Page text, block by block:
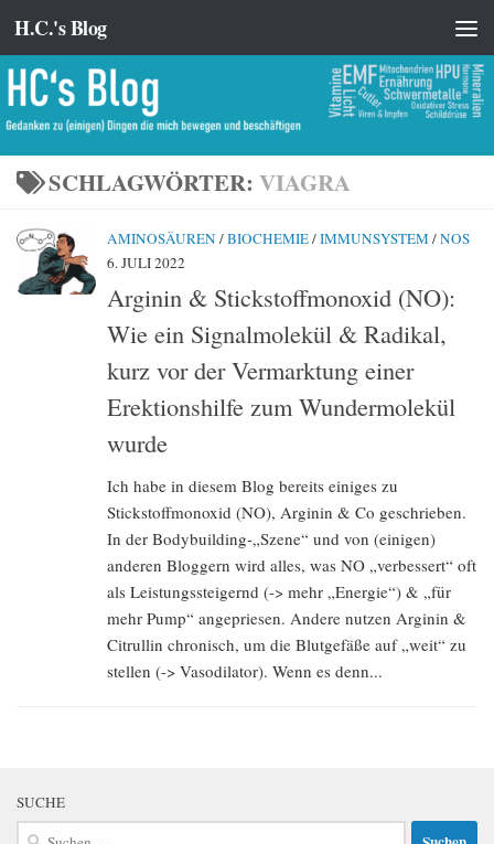
Zum Inhalt springen
H.C.'s Blog
SCHLAGWÖRTER: VIAGRA
AMINOSÄUREN /BIOCHEMIE/IMMUNSYSTEM /NOS
6. JULI 2022
Arginin & Stickstoffmonoxid (NO):
Wie ein Signalmolekül & Radikal,
kurz vor der Vermarktung einer
Erektionshilfe zum Wundermolekül
wurde
Ich habe in diesem Blog bereits einiges zu
Stickstoffmonoxid (NO), Arginin & Co geschrieben.
In der Bodybuilding-„Szene“ und von (einigen)
anderen Bloggern wird alles, was NO „verbessert“ oft
als Leistungssteigernd (-> mehr „Energie“) & „für
mehr Pump“ angepriesen. Andere nutzen Arginin &
Citrullin chronisch, um die Blutgefäße auf „weit“ zu
stellen (-> Vasodilator). Wenn es denn...
SUCHE
Suchen